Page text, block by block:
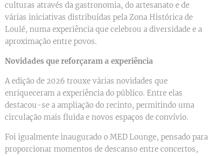
culturas através da gastronomia, do artesanato e de
várias iniciativas distribuídas pela Zona Histórica de
Loulé, numa experiência que celebrou a diversidade e a
aproximação entre povos.
Novidades que reforçaram a experiência
A edição de 2026 trouxe várias novidades que
enriqueceram a experiência do público. Entre elas
destacou-se a ampliação do recinto, permitindo uma
circulação mais fluida e novos espaços de convívio.
Foi igualmente inaugurado o MED Lounge, pensado para
proporcionar momentos de descanso entre concertos,